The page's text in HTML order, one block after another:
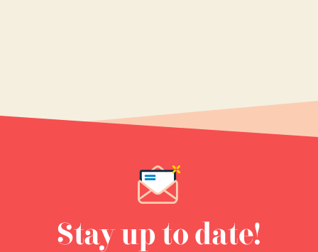
Stay up to date!